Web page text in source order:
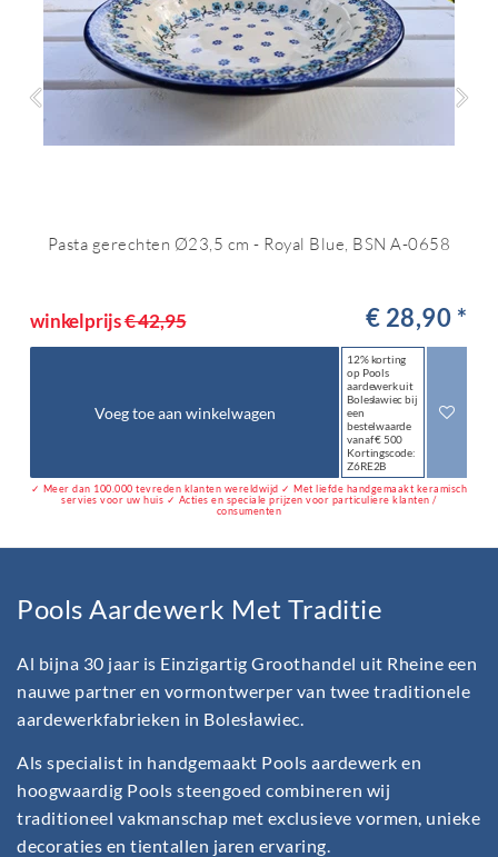
Pasta gerechten Ø23,5 cm - Royal Blue, BSN A-0658
winkelprijs€ 42,95 € 28,90 *
Voeg toe aan winkelwagen
12% korting
op Pools
aardewerk uit
Bolesławiec bij
een
bestelwaarde
vanaf € 500
Kortingscode:
Z6RE2B
✓ Meer dan 100.000 tevreden klanten wereldwijd ✓ Met liefde handgemaakt keramisch
servies voor uw huis ✓ Acties en speciale prijzen voor particuliere klanten /
consumenten
Pools Aardewerk Met Traditie
Al bijna 30 jaar is Einzigartig Groothandel uit Rheine een
nauwe partner en vormontwerper van twee traditionele
aardewerkfabrieken in Bolesławiec.
Als specialist in handgemaakt Pools aardewerk en
hoogwaardig Pools steengoed combineren wij
traditioneel vakmanschap met exclusieve vormen, unieke
decoraties en tientallen jaren ervaring.